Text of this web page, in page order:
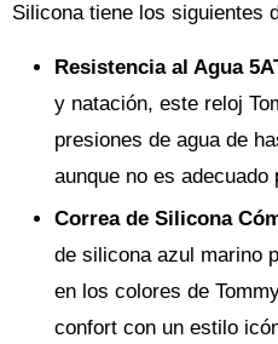
Silicona tiene los siguientes
Resistencia al Agua
y natación, este reloj
presiones de agua de
aunque no es adecuado
Correa de Silicona
de silicona azul marino
en los colores de
confort con un estilo